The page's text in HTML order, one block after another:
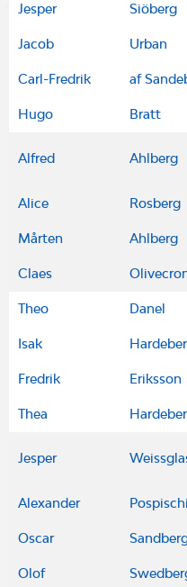
Jesper Siöberg
Jacob Urban
Carl-Fredrik af
Hugo Bratt
Alfred Ahlberg
Alice Rosberg
Mårten Ahlberg
Claes
Theo Danel
Isak
Fredrik Eriksson
Thea
Jesper
Alexander
Oscar
Olof